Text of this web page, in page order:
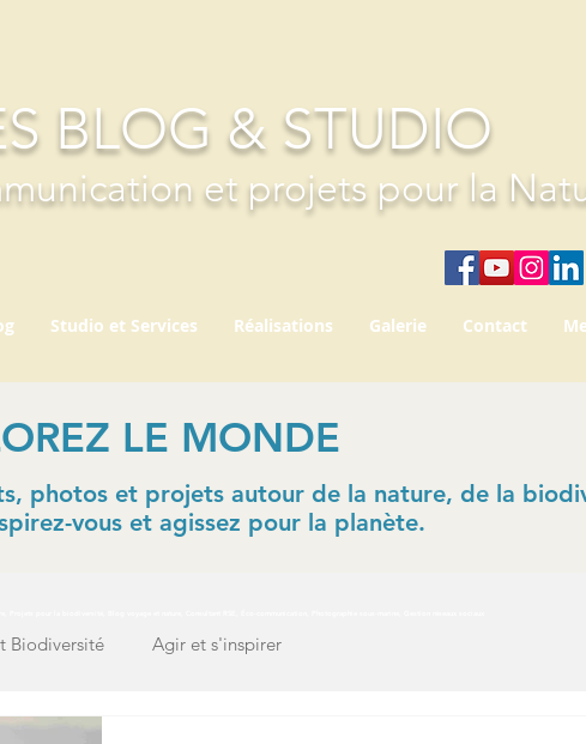
BLOG & STUDIO
et projets pour la
Studio et Services Réalisations Galerie Contact
LE MONDE
photos et projets autour de la nature, de la
vous et agissez pour la planète.
Biodiversité Agir et s'inspirer